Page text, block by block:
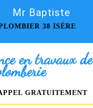
Mr Baptiste
38 ISÈRE
en travaux de
GRATUITEMENT